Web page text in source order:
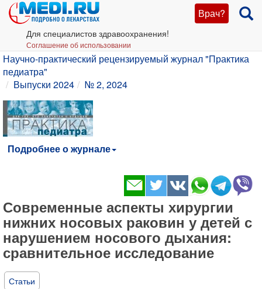
Врач?
Для специалистов здравоохранения!
Соглашение об использовании
Научно-практический рецензируемый журнал "Практика
педиатра"
Выпуски 2024
№ 2, 2024
Подробнее о журнале
​Современные аспекты хирургии
нижних носовых раковин у детей с
нарушением носового дыхания:
сравнительное исследование
Статьи